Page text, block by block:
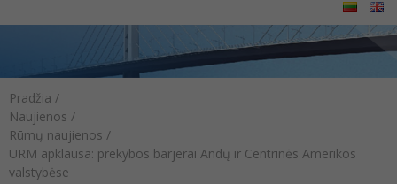
Pradžia /
Naujienos /
Rūmų naujienos /
URM apklausa: prekybos barjerai Andų ir Centrinės Amerikos
valstybėse